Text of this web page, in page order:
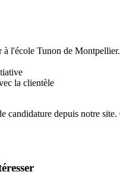
à l'école Tunon de Montpellier.
la clientèle
candidature depuis notre